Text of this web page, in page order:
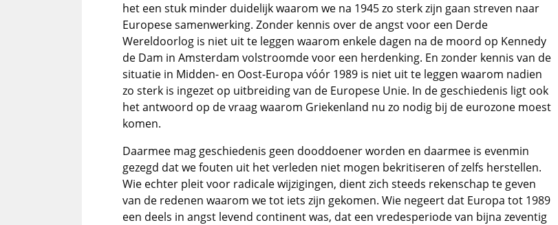
het een stuk minder duidelijk waarom we na 1945 zo sterk zijn gaan streven naar
Europese samenwerking. Zonder kennis over de angst voor een Derde
Wereldoorlog is niet uit te leggen waarom enkele dagen na de moord op Kennedy
de Dam in Amsterdam volstroomde voor een herdenking. En zonder kennis van de
situatie in Midden- en Oost-Europa vóór 1989 is niet uit te leggen waarom nadien
zo sterk is ingezet op uitbreiding van de Europese Unie. In de geschiedenis ligt ook
het antwoord op de vraag waarom Griekenland nu zo nodig bij de eurozone moest
komen.
Daarmee mag geschiedenis geen dooddoener worden en daarmee is evenmin
gezegd dat we fouten uit het verleden niet mogen bekritiseren of zelfs herstellen.
Wie echter pleit voor radicale wijzigingen, dient zich steeds rekenschap te geven
van de redenen waarom we tot iets zijn gekomen. Wie negeert dat Europa tot 1989
een deels in angst levend continent was, dat een vredesperiode van bijna zeventig